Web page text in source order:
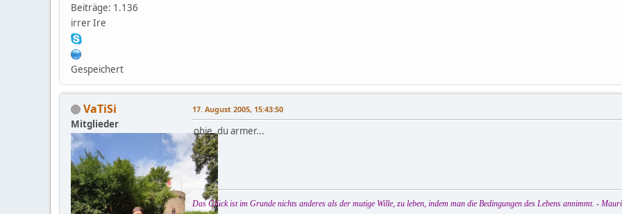
Beiträge: 1.136
irrer Ire
Gespeichert
VaTiSi
Mitglieder
17. August 2005, 15:43:50
ohje, du armer...
Das Glück ist im Grunde nichts anderes als der mutige Wille, zu leben, indem man die Bedingungen des Lebens annimmt. -